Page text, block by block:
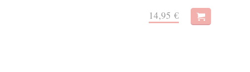
14,95 €